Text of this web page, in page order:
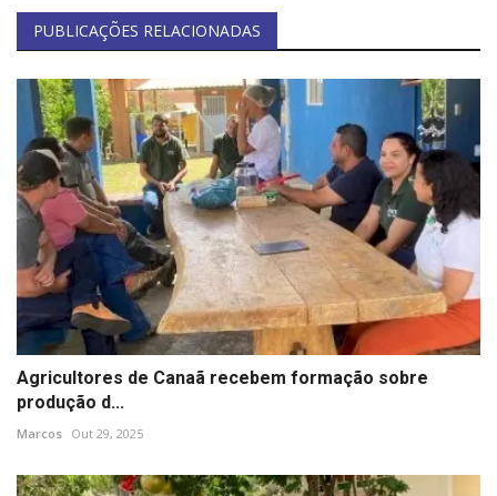
PUBLICAÇÕES RELACIONADAS
Agricultores de Canaã recebem formação sobre
produção d...
Marcos Out 29, 2025